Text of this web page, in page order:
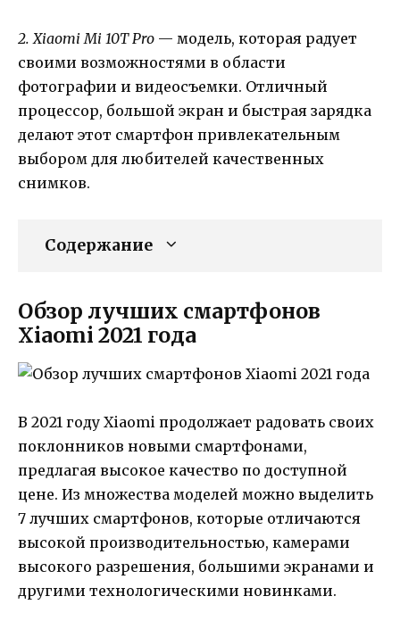
2. Xiaomi Mi 10T Pro — модель, которая радует
своими возможностями в области
фотографии и видеосъемки. Отличный
процессор, большой экран и быстрая зарядка
делают этот смартфон привлекательным
выбором для любителей качественных
снимков.
Содержание
Обзор лучших смартфонов
Xiaomi 2021 года
В 2021 году Xiaomi продолжает радовать своих
поклонников новыми смартфонами,
предлагая высокое качество по доступной
цене. Из множества моделей можно выделить
7 лучших смартфонов, которые отличаются
высокой производительностью, камерами
высокого разрешения, большими экранами и
другими технологическими новинками.